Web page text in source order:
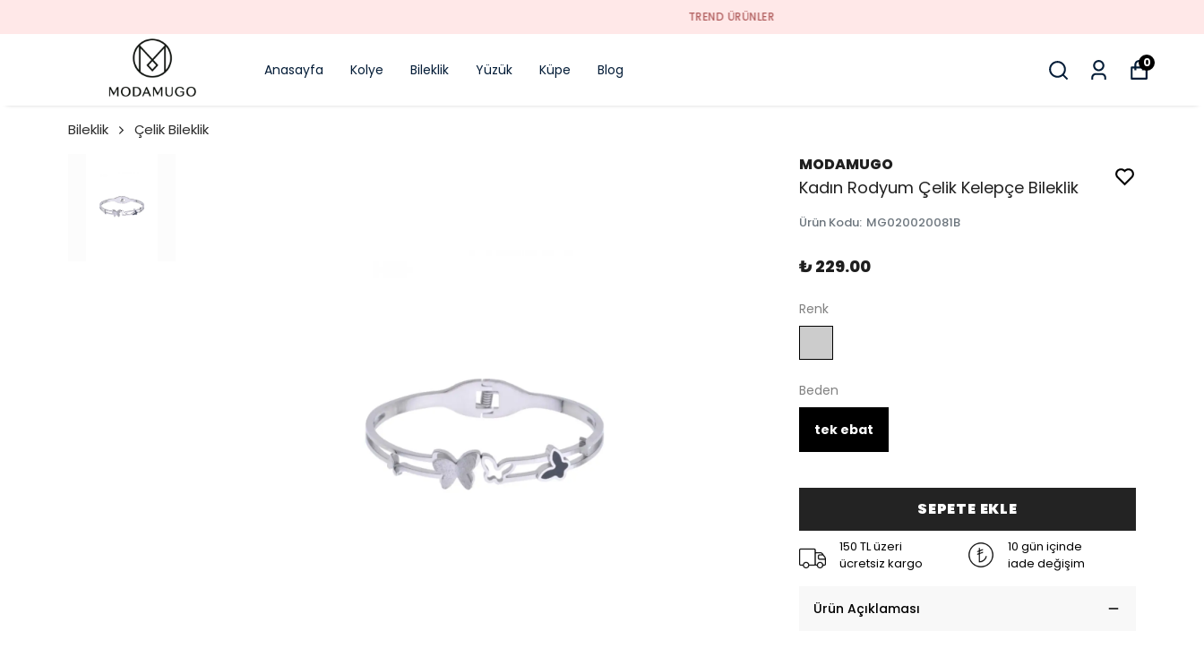
Anasayfa Kolye Bileklik Yüzük Küpe Blog 0
Bileklik Çelik Bileklik
MODAMUGO
Kadın Rodyum Çelik Kelepçe Bileklik
Ürün Kodu: MG020020081B
₺ 229.00
Renk
Beden
tek ebat
SEPETE EKLE
150 TL üzeri
ücretsiz kargo
10 gün içinde
iade değişim
Ürün Açıklaması